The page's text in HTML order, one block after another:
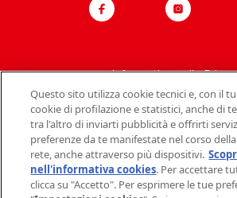
Informativa sulla
Politica del sito
Contatti Mondelez
Dati societari
Questo sito utilizza cookie tecnici e, con il
cookie di profilazione e statistici, anche di
tra l'altro di inviarti pubblicità e offrirti
preferenze da te manifestate nel corso
rete, anche attraverso più dispositivi.
nell'informativa cookies. Per accettare
clicca su "Accetto". Per esprimere le tue